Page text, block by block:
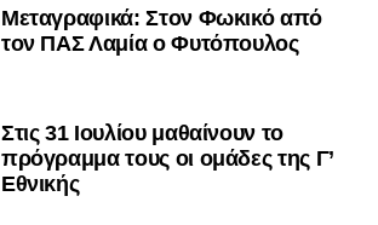
Μεταγραφικά: Στον Φωκικό από
τον ΠΑΣ Λαμία ο Φυτόπουλος
Στις 31 Ιουλίου μαθαίνουν το
πρόγραμμα τους οι ομάδες της Γ’
Εθνικής